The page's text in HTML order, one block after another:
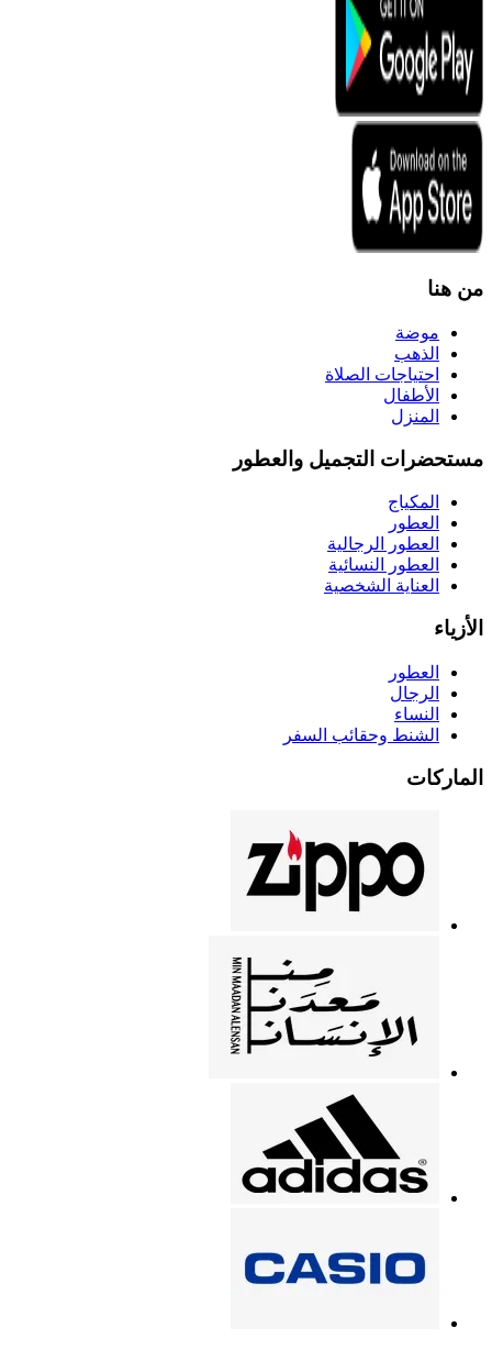
من هنا
موضة
الذهب
احتياجات الصلاة
الأطفال
المنزل
مستحضرات التجميل والعطور
المكياج
العطور
العطور الرجالية
العطور النسائية
العناية الشخصية
الأزياء
العطور
الرجال
النساء
الشنط وحقائب السفر
الماركات